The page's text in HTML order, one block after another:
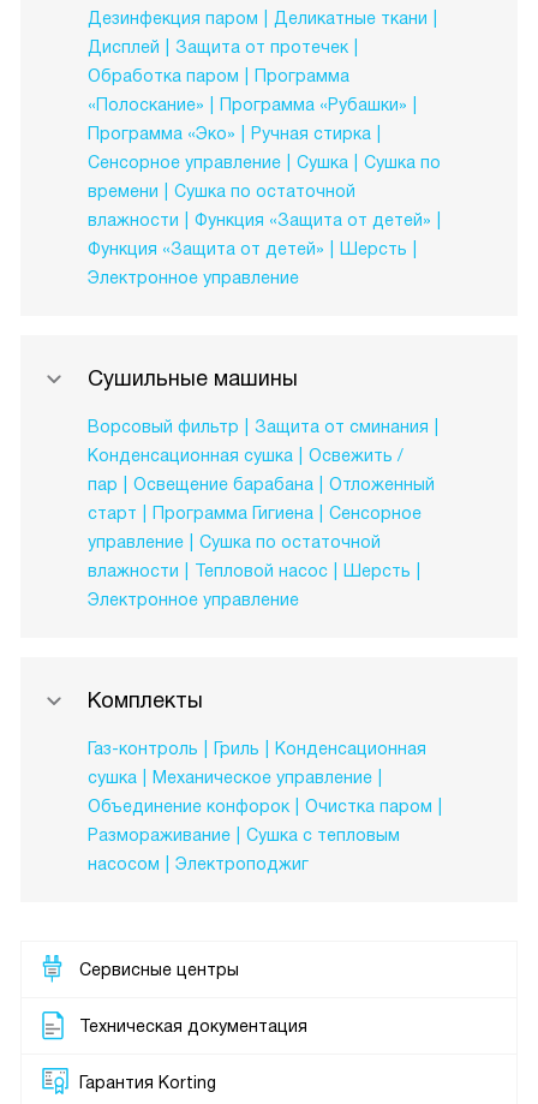
Дезинфекция паром
Деликатные ткани
Дисплей
Защита от протечек
Обработка паром
Программа
«Полоскание»
Программа «Рубашки»
Программа «Эко»
Ручная стирка
Сенсорное управление
Сушка
Сушка по
времени
Сушка по остаточной
влажности
Функция «Защита от детей»
Функция «Защита от детей»
Шерсть
Электронное управление
Сушильные машины
Ворсовый фильтр
Защита от сминания
Конденсационная сушка
Освежить /
пар
Освещение барабана
Отложенный
старт
Программа Гигиена
Сенсорное
управление
Сушка по остаточной
влажности
Тепловой насос
Шерсть
Электронное управление
Комплекты
Газ-контроль Гриль
Конденсационная
сушка
Механическое управление
Объединение конфорок
Очистка паром
Размораживание
Сушка с тепловым
насосом
Электроподжиг
Сервисные центры
Техническая документация
Гарантия Korting